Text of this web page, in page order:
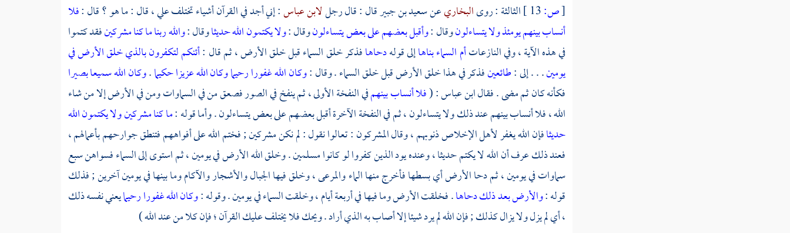
[ص: الثالثة : روىالبخاريعنسعيد بن جبيرقال : قال رجللابن عباس: إني أجد في القرآن أشياء تختلف علي ، قال : ما هو ؟ قال :فلا
أنساب بينهم يومئذ ولا يتساءلونوقال :وأقبل بعضهم على بعض يتساءلونوقال :ولا يكتمون الله حديثاوقال :والله ربنا ما كنا مشركينفقد كتموا
في هذه الآية ، وفي النازعاتأم السماء بناهاإلى قولهدحاهافذكر خلق السماء قبل خلق الأرض ، ثم قال :أئنكم لتكفرون بالذي خلق الأرض في
يومين. . . إلى :طائعينفذكر في هذا خلق الأرض قبل خلق السماء . وقال :وكان الله غفورا رحيماوكان الله عزيزا حكيما.وكان الله سميعا بصيرا
فكأنه كان ثم مضى . فقالابن عباس: (فلا أنساب بينهمفي النفخة الأولى ، ثم ينفخ في الصور فصعق من في السماوات ومن في الأرض إلا من شاء
الله ، فلا أنساب بينهم عند ذلك ولا يتساءلون ، ثم في النفخة الآخرة أقبل بعضهم على بعض يتساءلون . وأما قوله :ما كنا مشركينولا يكتمون الله
حديثافإن الله يغفر لأهل الإخلاص ذنوبهم ، وقال المشركون : تعالوا نقول : لم نكن مشركين ; فختم الله على أفواههم فتنطق جوارحهم بأعمالهم ،
فعند ذلك عرف أن الله لا يكتم حديثا ، وعنده يود الذين كفروا لو كانوا مسلمين . وخلق الله الأرض في يومين ، ثم استوى إلى السماء فسواهن سبع
سماوات في يومين ، ثم دحا الأرض أي بسطها فأخرج منها الماء والمرعى ، وخلق فيها الجبال والأشجار والآكام وما بينها في يومين آخرين ; فذلك
قوله :والأرض بعد ذلك دحاها. فخلقت الأرض وما فيها في أربعة أيام ، وخلقت السماء في يومين . وقوله :وكان الله غفورا رحيمايعني نفسه ذلك
، أي لم يزل ولا يزال كذلك ; فإن الله لم يرد شيئا إلا أصاب به الذي أراد . ويحك فلا يختلف عليك القرآن ؛ فإن كلا من عند الله )